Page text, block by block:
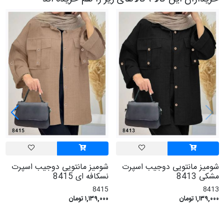
شومیز مانتویی دوجیب اسپرت
مشکی 8413
8413
۱,۱۳۹,۰۰۰ تومان
شومیز مانتویی دوجیب اسپرت
نسکافه ای 8415
8415
۱,۱۳۹,۰۰۰ تومان